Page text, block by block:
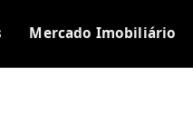
Mercado Imobiliário